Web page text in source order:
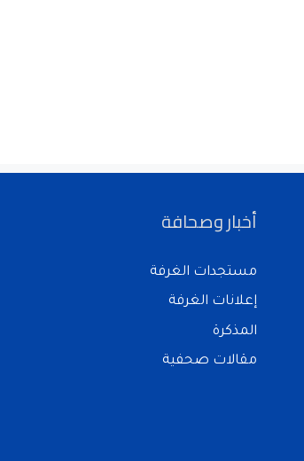
أخبار وصحافة
مستجدات الغرفة
إعلانات الغرفة
المذكرة
مقالات صحفية